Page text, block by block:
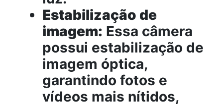
Estabilização de
imagem: Essa câmera
possui estabilização de
imagem óptica,
garantindo fotos e
vídeos mais nítidos,